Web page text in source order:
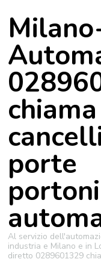
porte
portoni
Al servizio
industria e Milano e in
diretto 0289601329